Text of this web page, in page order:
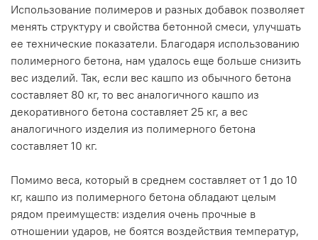
Использование полимеров и разных добавок позволяет
менять структуру и свойства бетонной смеси, улучшать
ее технические показатели. Благодаря использованию
полимерного бетона, нам удалось еще больше снизить
вес изделий. Так, если вес кашпо из обычного бетона
составляет 80 кг, то вес аналогичного кашпо из
декоративного бетона составляет 25 кг, а вес
аналогичного изделия из полимерного бетона
составляет 10 кг.
Помимо веса, который в среднем составляет от 1 до 10
кг, кашпо из полимерного бетона обладают целым
рядом преимуществ: изделия очень прочные в
отношении ударов, не боятся воздействия температур,